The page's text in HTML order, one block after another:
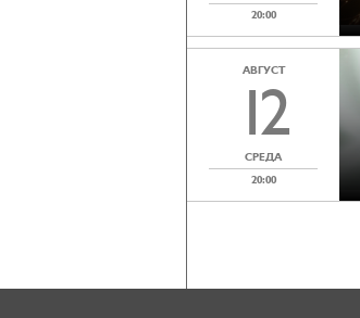
20:00
АВГУСТ
12
СРЕДА
20:00